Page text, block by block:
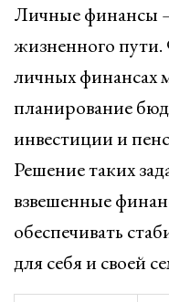
Личные финансы –
жизненного пути.
личных финансах
планирование
инвестиции и
Решение таких
взвешенные
обеспечивать
для себя и своей